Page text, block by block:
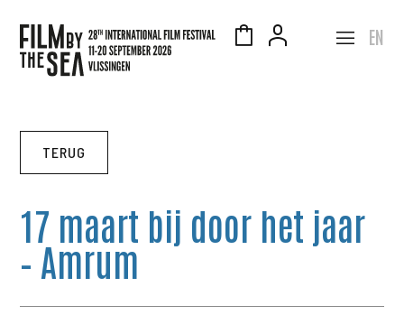
EN
TERUG
17 maart bij door het jaar
– Amrum